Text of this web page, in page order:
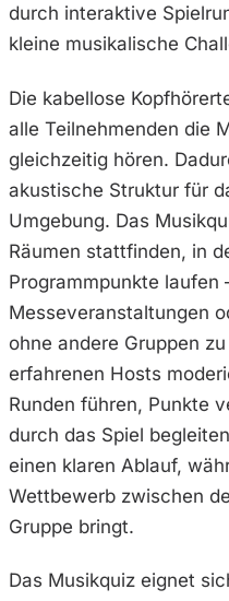
durch interaktive
kleine musikalische
Die kabellose
alle Teilnehmenden die
gleichzeitig hören.
akustische Struktur für
Umgebung. Das
Räumen stattfinden, in
Programmpunkte laufen
Messeveranstaltungen
ohne andere Gruppen
erfahrenen Hosts
Runden führen, Punkte
durch das Spiel
einen klaren Ablauf,
Wettbewerb zwischen
Gruppe bringt.
Das Musikquiz eignet